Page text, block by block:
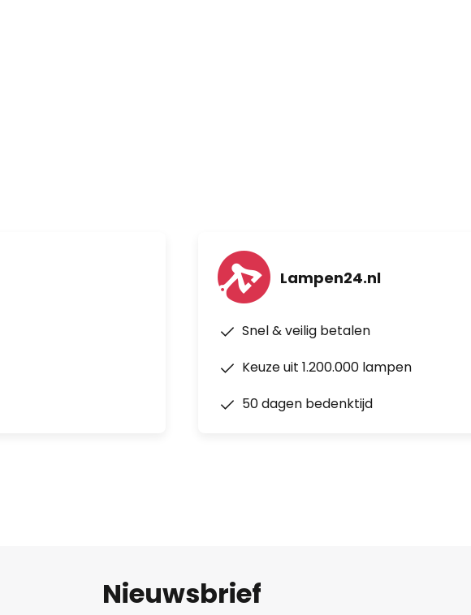
Lampen24.nl
Snel & veilig betalen
Keuze uit 1.200.000 lampen
50 dagen bedenktijd
Nieuwsbrief